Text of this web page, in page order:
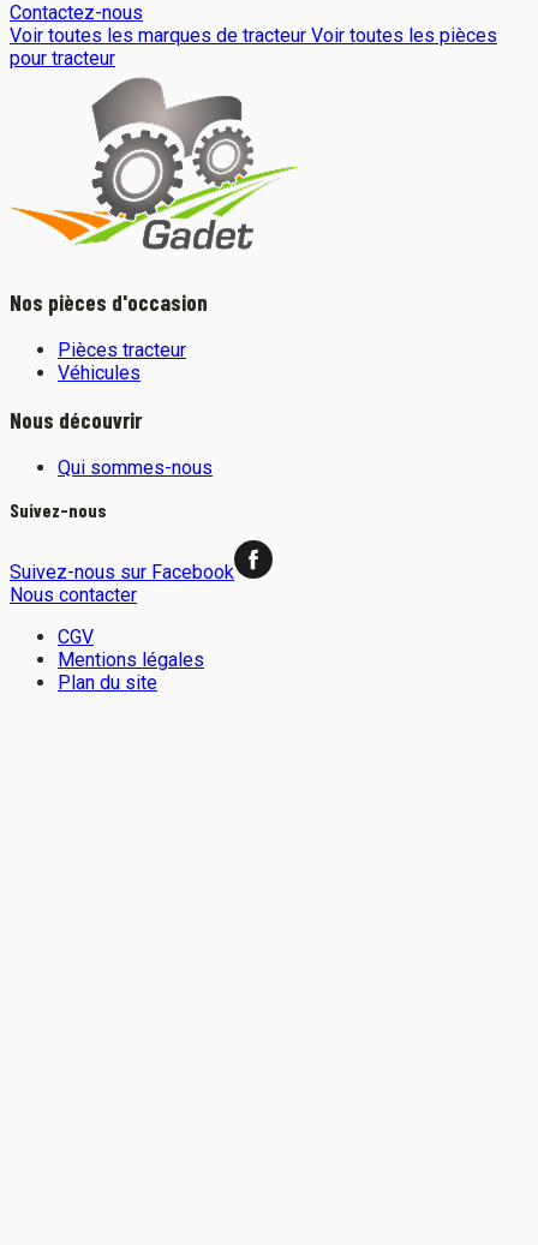
Contactez-nous
Voir toutes les marques de tracteur Voir toutes les pièces
pour tracteur
Nos pièces d'occasion
Pièces tracteur
Véhicules
Nous découvrir
Qui sommes-nous
Suivez-nous
Suivez-nous sur Facebook
Nous contacter
CGV
Mentions légales
Plan du site